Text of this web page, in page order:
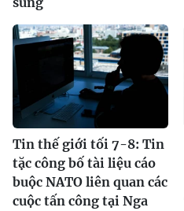
Tin thế giới tối 7-8: Tin
tặc công bố tài liệu cáo
buộc NATO liên quan các
cuộc tấn công tại Nga